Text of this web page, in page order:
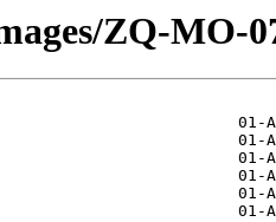
ZQ-MO-